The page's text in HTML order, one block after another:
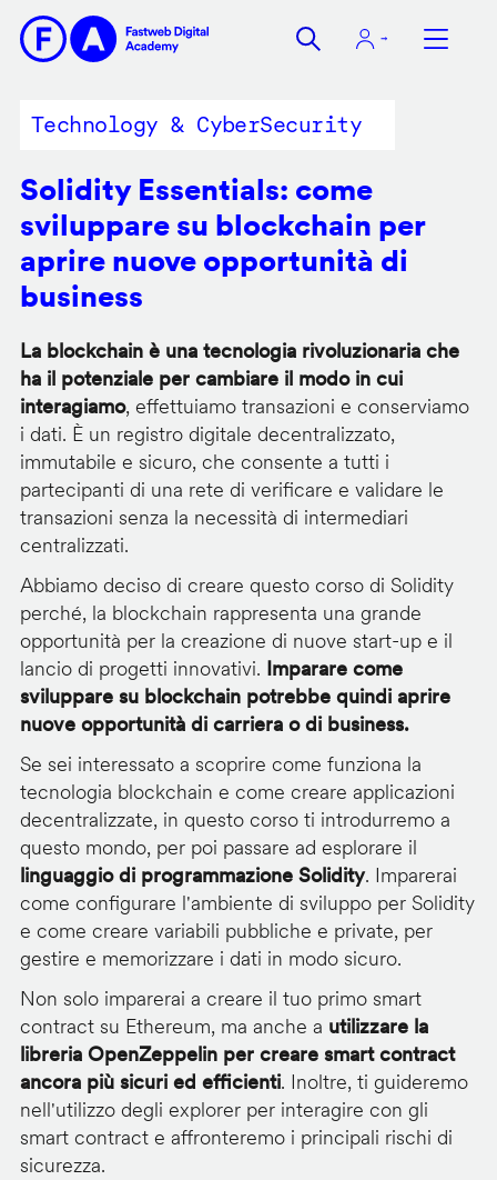
contenuto
Technology & CyberSecurity
Solidity Essentials: come
sviluppare su blockchain per
aprire nuove opportunità di
business
La blockchain è una tecnologia rivoluzionaria che
ha il potenziale per cambiare il modo in cui
interagiamo, effettuiamo transazioni e conserviamo
i dati. È un registro digitale decentralizzato,
immutabile e sicuro, che consente a tutti i
partecipanti di una rete di verificare e validare le
transazioni senza la necessità di intermediari
centralizzati.
Abbiamo deciso di creare questo corso di Solidity
perché, la blockchain rappresenta una grande
opportunità per la creazione di nuove start-up e il
lancio di progetti innovativi. Imparare come
sviluppare su blockchain potrebbe quindi aprire
nuove opportunità di carriera o di business.
Se sei interessato a scoprire come funziona la
tecnologia blockchain e come creare applicazioni
decentralizzate, in questo corso ti introdurremo a
questo mondo, per poi passare ad esplorare il
linguaggio di programmazione Solidity. Imparerai
come configurare l'ambiente di sviluppo per Solidity
e come creare variabili pubbliche e private, per
gestire e memorizzare i dati in modo sicuro.
Non solo imparerai a creare il tuo primo smart
contract su Ethereum, ma anche a utilizzare la
libreria OpenZeppelin per creare smart contract
ancora più sicuri ed efficienti. Inoltre, ti guideremo
nell'utilizzo degli explorer per interagire con gli
smart contract e affronteremo i principali rischi di
sicurezza.